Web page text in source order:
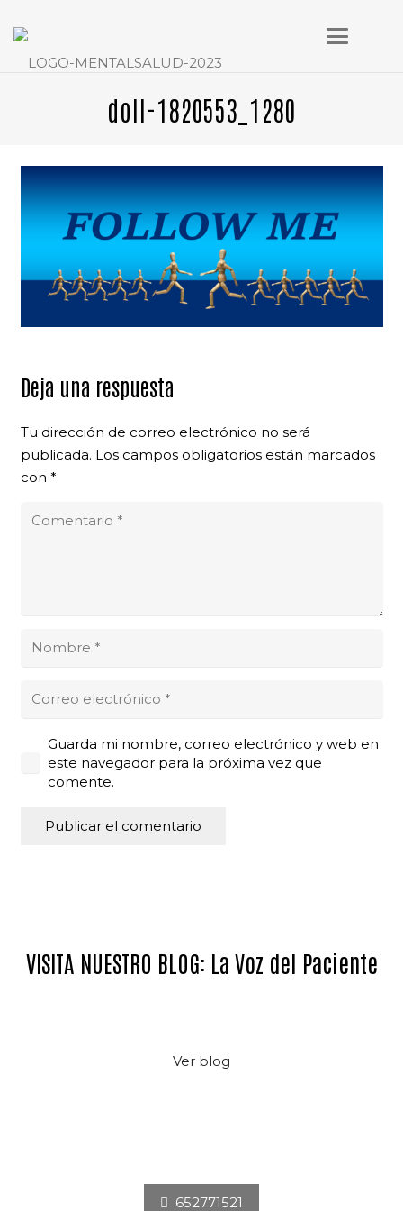
doll-1820553_1280
Deja una respuesta
Tu dirección de correo electrónico no será
publicada. Los campos obligatorios están marcados
con *
Guarda mi nombre, correo electrónico y web en
este navegador para la próxima vez que
comente.
Publicar el comentario
VISITA NUESTRO BLOG: La Voz del Paciente
Ver blog
652771521